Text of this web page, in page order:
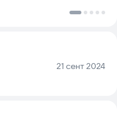
советской
что
Дата:
21 сент 2024